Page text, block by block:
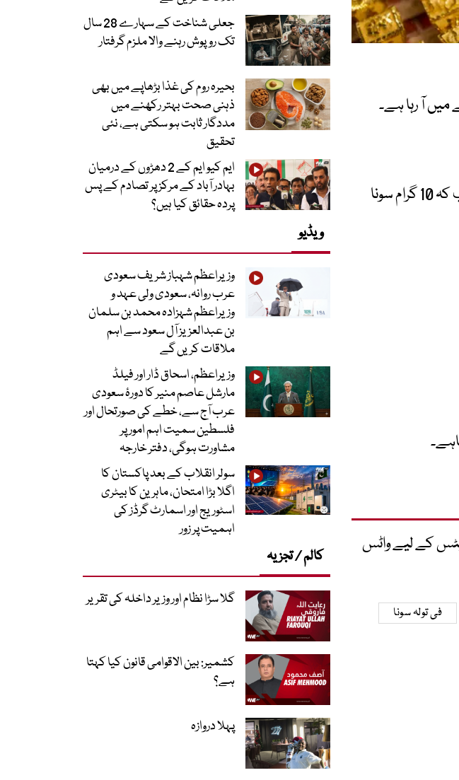
آ رہا ہے۔
ملک میں فی تولہ سونا 900 روپے اضافے کے بعد 477,162 روپے کا ہوگیا جب کہ 10 گرام سونا
کے لیے واٹس
فی تولہ سونا
جعلی شناخت کے سہارے 28 سال
تک روپوش رہنے والا ملزم گرفتار
بحیرہ روم کی غذا بڑھاپے میں بھی
ذہنی صحت بہتر رکھنے میں
مددگار ثابت ہو سکتی ہے، نئی
تحقیق
ایم کیو ایم کے 2 دھڑوں کے درمیان
بہادر آباد کے مرکز پر تصادم کے پس
پردہ حقائق کیا ہیں؟
ویڈیو
وزیراعظم شہباز شریف سعودی
عرب روانہ، سعودی ولی عہد و
وزیراعظم شہزادہ محمد بن سلمان
بن عبدالعزیز آل سعود سے اہم
ملاقات کریں گے
وزیراعظم، اسحاق ڈار اور فیلڈ
مارشل عاصم منیر کا دورۂ سعودی
عرب آج سے، خطے کی صورتحال اور
فلسطین سمیت اہم امور پر
مشاورت ہوگی، دفتر خارجہ
سولر انقلاب کے بعد پاکستان کا
اگلا بڑا امتحان، ماہرین کا بیٹری
اسٹوریج اور اسمارٹ گرڈز کی
اہمیت پر زور
کالم / تجزیہ
گلا سڑا نظام اور وزیر داخلہ کی تقریر
کشمیر: بین الاقوامی قانون کیا کہتا
ہے؟
پہلا دروازہ